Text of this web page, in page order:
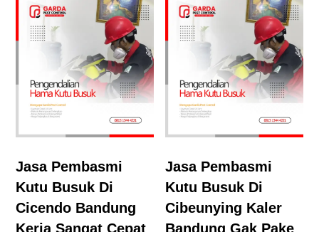
Jasa Pembasmi
Kutu Busuk Di
Cicendo Bandung
Kerja Sangat Cepat
Jasa Pembasmi
Kutu Busuk Di
Cibeunying Kaler
Bandung Gak Pake